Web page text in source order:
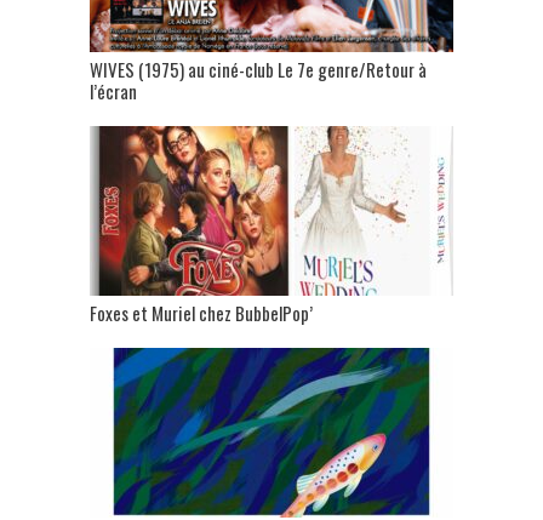
WIVES (1975) au ciné-club Le 7e genre/Retour à
l’écran
Foxes et Muriel chez BubbelPop’